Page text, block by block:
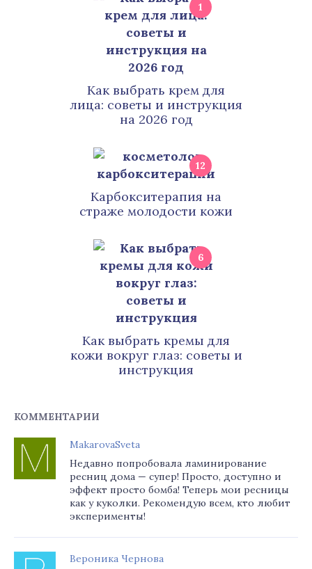
1
Как выбрать крем для
лица: советы и инструкция
на 2026 год
12
Карбокситерапия на
страже молодости кожи
6
Как выбрать кремы для
кожи вокруг глаз: советы и
инструкция
КОММЕНТАРИИ
MakarovaSveta
Недавно попробовала ламинирование
ресниц дома — супер! Просто, доступно и
эффект просто бомба! Теперь мои ресницы
как у куколки. Рекомендую всем, кто любит
эксперименты!
Вероника Чернова